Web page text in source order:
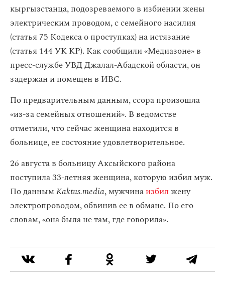
кыргызстанца, подозреваемого в избиении жены
электрическим проводом, с семейного насилия
(статья 75 Кодекса о проступках) на истязание
(статья 144 УК КР). Как сообщили «Медиазоне» в
пресс-службе УВД Джалал-Абадской области, он
задержан и помещен в ИВС.
По предварительным данным, ссора произошла
«из-за семейных отношений». В ведомстве
отметили, что сейчас женщина находится в
больнице, ее состояние удовлетворительное.
26 августа в больницу Аксыйского района
поступила 33-летняя женщина, которую избил муж.
По даннымKaktus.media, мужчинаизбилжену
электропроводом, обвинив ее в обмане. По его
словам, «она была не там, где говорила».